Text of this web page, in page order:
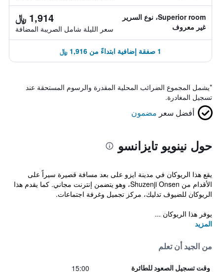
Superior room، نوع السرير
غير معروف
1,914 ﷼
سعر الليلة شامل الصريبة المضافة
1 صفقة إضافية ابتداءً من 1,916 ﷼
*يشمل المجموع الضرائب المحلية المقدرة والرسوم المستحقة عند
تسجيل المغادرة.
أفضل سعر مضمون
حول نينويو تايزانسو
يقع هذا الريوكان في مدينة ايزو على بعد مسافة قصيرة سيراً على
الأقدام من Shuzenji Onsen، وهو يتضمن إنترنت مجاني. كما يقدم هذا
الريوكان للضيوف تدليك، مركز تجميل وغرفة اجتماعات.
يوفر هذا الريوكان ...
المزيد
من الجيد أن تعلم
وقت تسجيل الصعود للطائرة 15:00